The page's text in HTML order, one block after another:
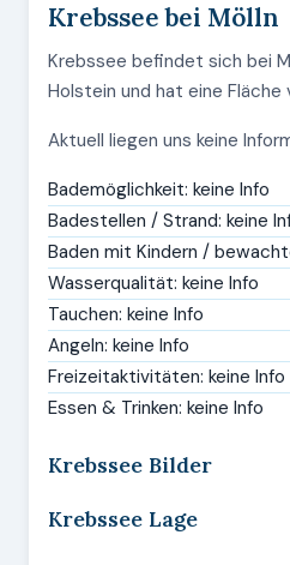
Krebssee bei Mölln
Krebssee befindet sich bei
Holstein und hat eine Fläche
Aktuell liegen uns keine
Bademöglichkeit: keine Info
Badestellen / Strand: keine
Baden mit Kindern /
Wasserqualität: keine Info
Tauchen: keine Info
Angeln: keine Info
Freizeitaktivitäten: keine Info
Essen & Trinken: keine Info
Krebssee Bilder
Krebssee Lage